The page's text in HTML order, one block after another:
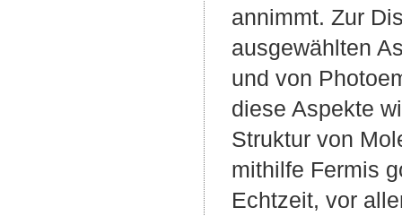
annimmt. Zur
ausgewählten
und von
diese Aspekte
Struktur von
mithilfe Fermis
Echtzeit, vor